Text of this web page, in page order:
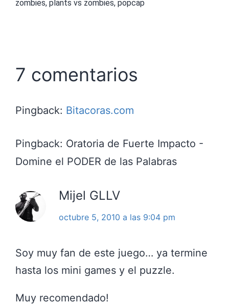
zombies, plants vs zombies, popcap
7 comentarios
Pingback: Bitacoras.com
Pingback: Oratoria de Fuerte Impacto -
Domine el PODER de las Palabras
Mijel GLLV
octubre 5, 2010 a las 9:04 pm
Soy muy fan de este juego… ya termine
hasta los mini games y el puzzle.
Muy recomendado!